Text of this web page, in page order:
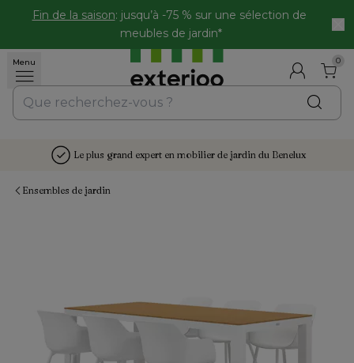
Fin de la saison: jusqu’à -75 % sur une sélection de
meubles de jardin*
Menu 0
Le plus grand expert en mobilier de jardin du Benelux
Ensembles de jardin